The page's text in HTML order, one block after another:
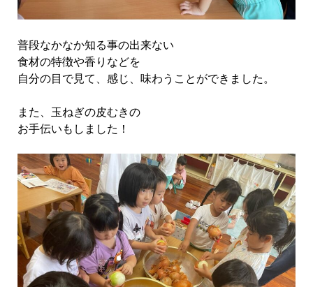
普段なかなか知る事の出来ない
食材の特徴や香りなどを
自分の目で見て、感じ、味わうことができました。
また、玉ねぎの皮むきの
お手伝いもしました！